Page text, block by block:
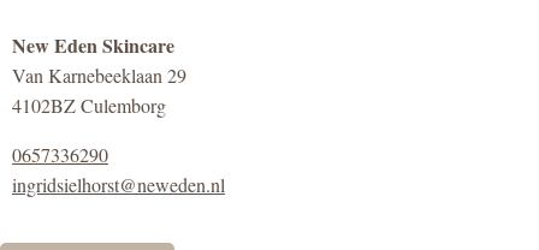
New Eden Skincare
Van Karnebeeklaan 29
4102BZ Culemborg
0657336290
ingridsielhorst@neweden.nl